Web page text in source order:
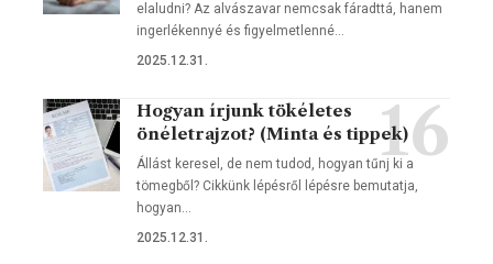
elaludni? Az alvászavar nemcsak fáradttá, hanem
ingerlékennyé és figyelmetlenné…
2025.12.31.
Hogyan írjunk tökéletes
önéletrajzot? (Minta és tippek)
Állást keresel, de nem tudod, hogyan tűnj ki a
tömegből? Cikkünk lépésről lépésre bemutatja,
hogyan…
2025.12.31.